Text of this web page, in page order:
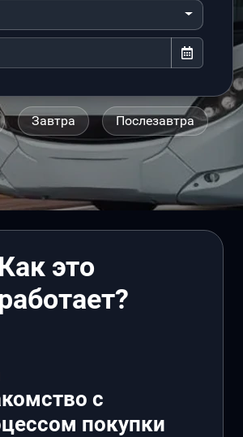
Завтра Послезавтра
Как это
с
покупки